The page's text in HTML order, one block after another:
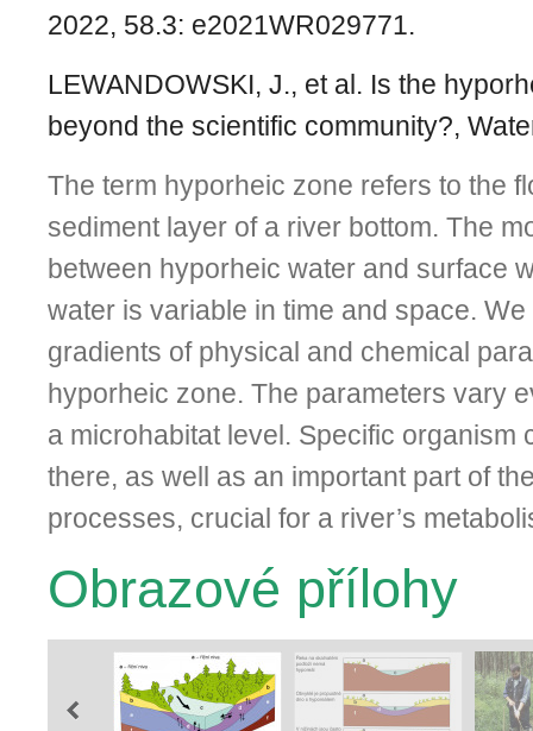
2022, 58.3: e2021WR029771.
LEWANDOWSKI, J., et al. Is the
beyond the scientific community?,
The term hyporheic zone refers to the
sediment layer of a river bottom. The
between hyporheic water and surface
water is variable in time and space.
gradients of physical and chemical
hyporheic zone. The parameters vary
a microhabitat level. Specific organism
there, as well as an important part of
processes, crucial for a river’s
Obrazové přílohy